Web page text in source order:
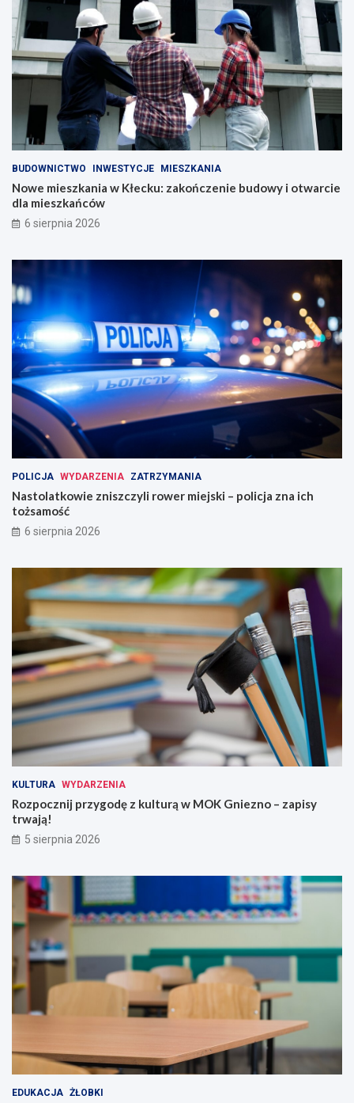
BUDOWNICTWO INWESTYCJE MIESZKANIA
Nowe mieszkania w Kłecku: zakończenie budowy i otwarcie
dla mieszkańców
6 sierpnia 2026
POLICJA WYDARZENIA ZATRZYMANIA
Nastolatkowie zniszczyli rower miejski – policja zna ich
tożsamość
6 sierpnia 2026
KULTURA WYDARZENIA
Rozpocznij przygodę z kulturą w MOK Gniezno – zapisy
trwają!
5 sierpnia 2026
EDUKACJA ŻŁOBKI